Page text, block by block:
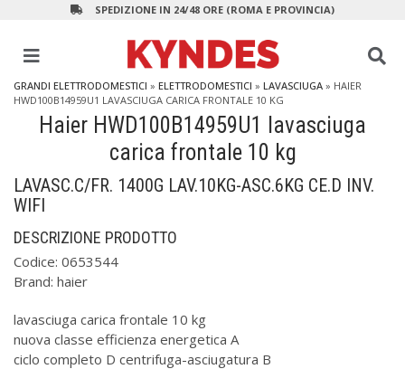
SPEDIZIONE IN 24/48 ORE (ROMA E PROVINCIA)
GRANDI ELETTRODOMESTICI » ELETTRODOMESTICI » LAVASCIUGA » HAIER
HWD100B14959U1 LAVASCIUGA CARICA FRONTALE 10 KG
Haier HWD100B14959U1 lavasciuga
carica frontale 10 kg
LAVASC.C/FR. 1400G LAV.10KG-ASC.6KG CE.D INV.
WIFI
DESCRIZIONE PRODOTTO
Codice: 0653544
Brand: haier
lavasciuga carica frontale 10 kg
nuova classe efficienza energetica A
ciclo completo D centrifuga-asciugatura B